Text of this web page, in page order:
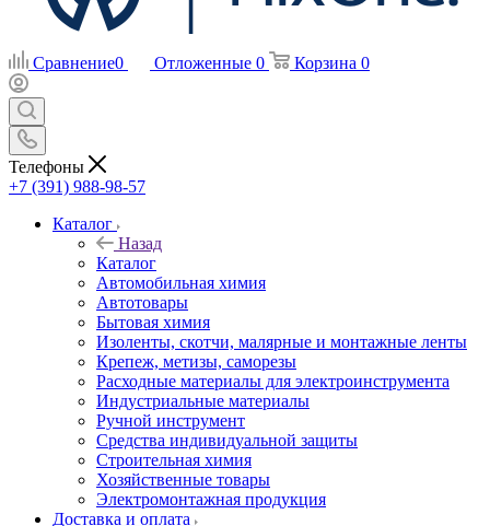
Сравнение0 Отложенные 0 Корзина 0
Телефоны
+7 (391) 988-98-57
Каталог
Назад
Каталог
Автомобильная химия
Автотовары
Бытовая химия
Изоленты, скотчи, малярные и монтажные ленты
Крепеж, метизы, саморезы
Расходные материалы для электроинструмента
Индустриальные материалы
Ручной инструмент
Средства индивидуальной защиты
Строительная химия
Хозяйственные товары
Электромонтажная продукция
Доставка и оплата